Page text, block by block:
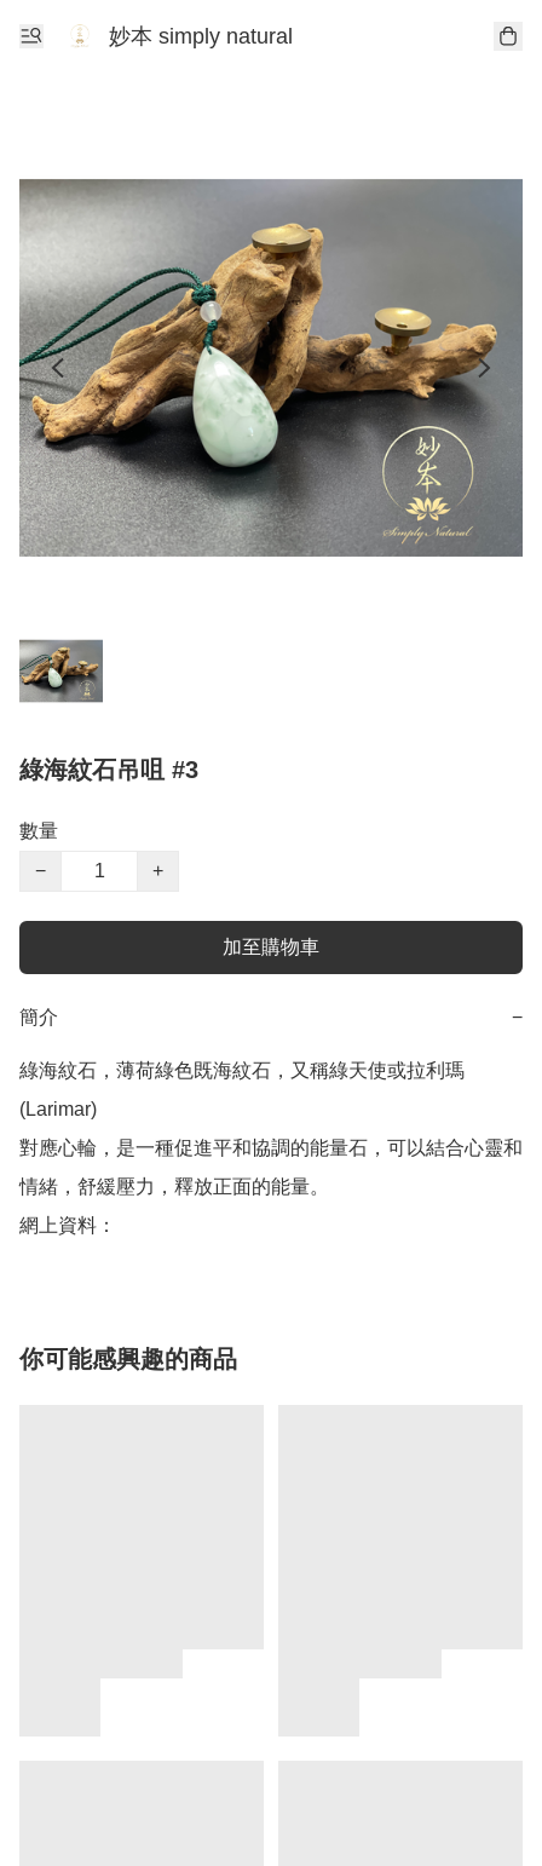
妙本 simply natural
綠海紋石吊咀 #3
數量
−
+
加至購物車
簡介 −
綠海紋石，薄荷綠色既海紋石，又稱綠天使或拉利瑪
(Larimar)
對應心輪，是一種促進平和協調的能量石，可以結合心靈和
情緒，舒緩壓力，釋放正面的能量。
網上資料：
你可能感興趣的商品